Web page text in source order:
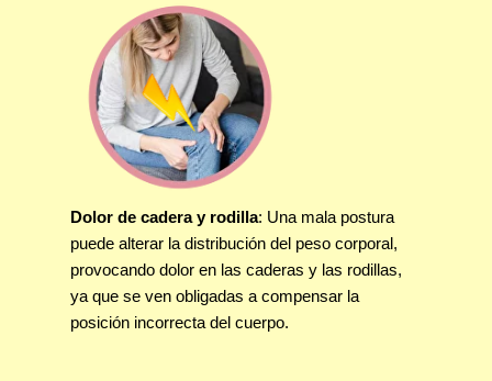
Dolor de cadera y rodilla: Una mala postura
puede alterar la distribución del peso corporal,
provocando dolor en las caderas y las rodillas,
ya que se ven obligadas a compensar la
posición incorrecta del cuerpo.